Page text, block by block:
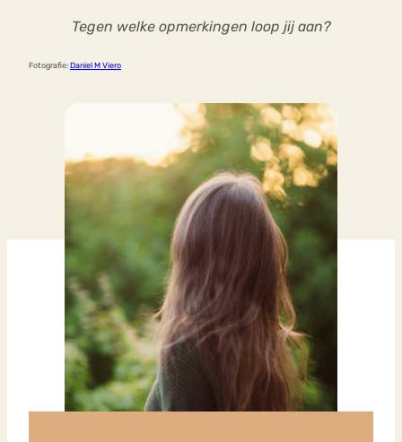
Tegen welke opmerkingen loop jij aan?
Fotografie: Daniel M Viero